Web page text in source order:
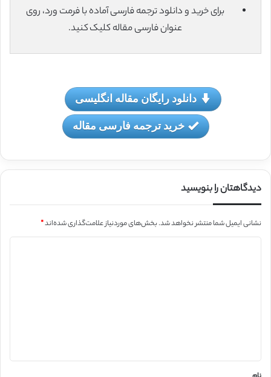
برای خرید و دانلود ترجمه فارسی آماده با فرمت ورد، روی
عنوان فارسی مقاله کلیک کنید.
دانلود رایگان مقاله انگلیسی
خرید ترجمه فارسی مقاله
دیدگاهتان را بنویسید
نشانی ایمیل شما منتشر نخواهد شد.بخش‌های موردنیاز علامت‌گذاری شده‌اند*